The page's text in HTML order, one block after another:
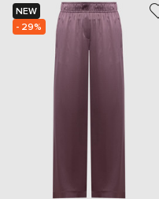
NEW
- 29%